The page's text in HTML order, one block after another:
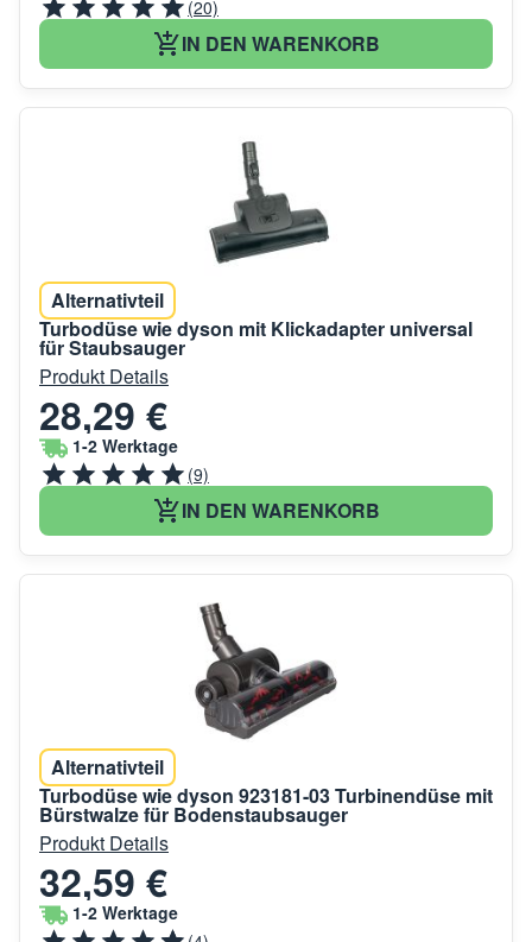
(20)
IN DEN WARENKORB
Alternativteil
Turbodüse wie dyson mit Klickadapter universal
für Staubsauger
Produkt Details
28,29 €
1-2 Werktage
(9)
IN DEN WARENKORB
Alternativteil
Turbodüse wie dyson 923181-03 Turbinendüse mit
Bürstwalze für Bodenstaubsauger
Produkt Details
32,59 €
1-2 Werktage